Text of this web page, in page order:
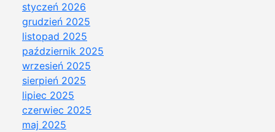
styczeń 2026
grudzień 2025
listopad 2025
październik 2025
wrzesień 2025
sierpień 2025
lipiec 2025
czerwiec 2025
maj 2025